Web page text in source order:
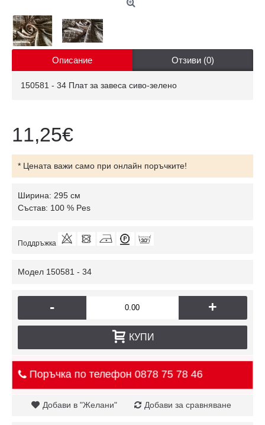
Описание Отзиви (0)
150581 - 34 Плат за завеса сиво-зелено
11,25€
* Цената важи само при онлайн поръчките!
Ширина: 295 см
Състав: 100 % Pes
Поддръжка
Модел 150581 - 34
- +
КУПИ
Поръчка по телефон 0878 75 78 46
Добави в "Желани" Добави за сравняване